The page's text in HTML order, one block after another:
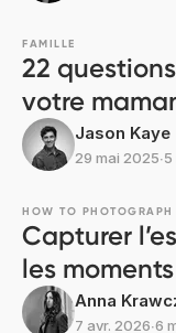
FAMILLE
22
votre
Jason Kaye
29 mai 2025∙5
HOW TO PHOTOGRAPH
Capturer
les
Anna
7 avr. 2026∙6